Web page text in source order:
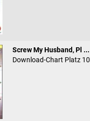
Screw My Husband, Pl ...
Download-Chart Platz 10